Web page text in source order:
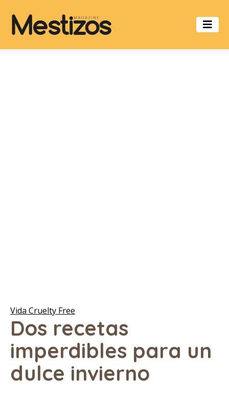
Vida Cruelty Free
Dos recetas
imperdibles para un
dulce invierno